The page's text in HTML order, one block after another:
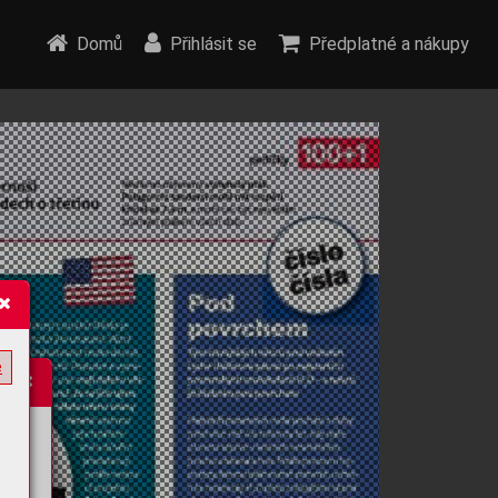
Domů Přihlásit se Předplatné a nákupy